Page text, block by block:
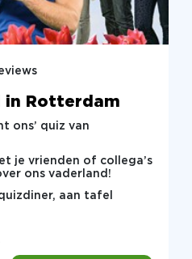
in Rotterdam
ons’ quiz van
je vrienden of collega’s
ons vaderland!
aan tafel